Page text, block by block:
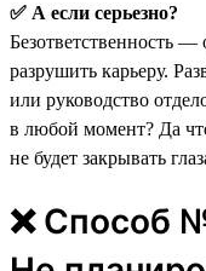
✅ А если серьезно?
Безответственность
разрушить карьеру.
или руководство
в любой момент? Да
не будет закрывать
❌ Способ